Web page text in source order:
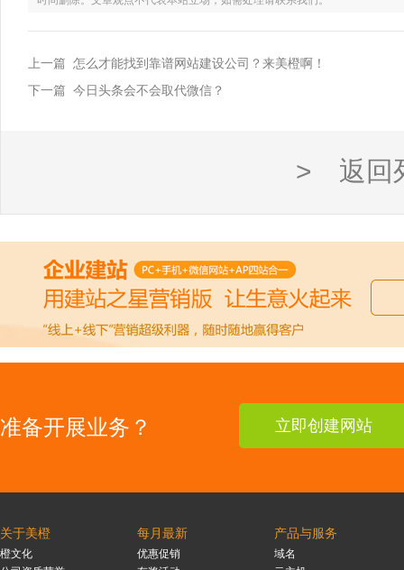
上一篇 怎么才能找到靠谱网站建设公司？来美橙啊！
下一篇 今日头条会不会取代微信？
> 返回
准备开展业务？ 立即创建网站
关于美橙
橙文化
每月最新
优惠促销
产品与服务
域名